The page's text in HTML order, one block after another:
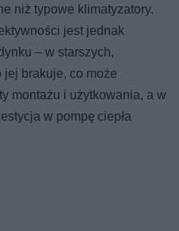
niż typowe klimatyzatory.
jest jednak
– w starszych,
brakuje, co może
montażu i użytkowania, a w
w pompę ciepła